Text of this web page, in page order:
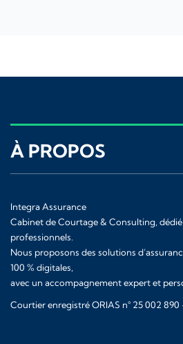
À PROPOS
Integra Assurance
Cabinet de Courtage & Consulting,
professionnels.
Nous proposons des solutions
100 % digitales,
avec un accompagnement expert et
Courtier enregistré ORIAS n° 25 002